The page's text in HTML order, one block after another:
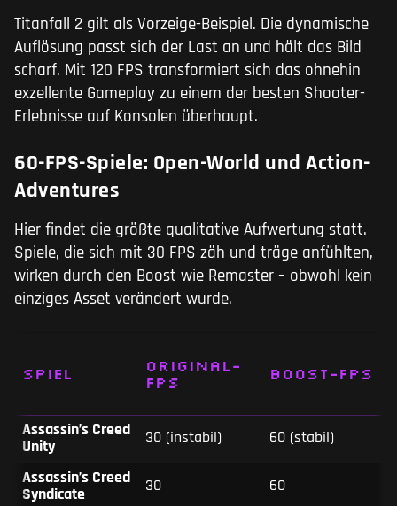
Titanfall 2 gilt als Vorzeige-Beispiel. Die dynamische
Auflösung passt sich der Last an und hält das Bild
scharf. Mit 120 FPS transformiert sich das ohnehin
exzellente Gameplay zu einem der besten Shooter-
Erlebnisse auf Konsolen überhaupt.
60-FPS-Spiele: Open-World und Action-
Adventures
Hier findet die größte qualitative Aufwertung statt.
Spiele, die sich mit 30 FPS zäh und träge anfühlten,
wirken durch den Boost wie Remaster – obwohl kein
einziges Asset verändert wurde.
Spiel
Original-
FPS
Boost-FPS
Assassin’s Creed
Unity
30 (instabil) 60 (stabil)
Assassin’s Creed
Syndicate
30 60